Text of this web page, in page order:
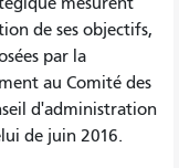
de ses objectifs,
par la
au Comité des
d'administration
de juin 2016.